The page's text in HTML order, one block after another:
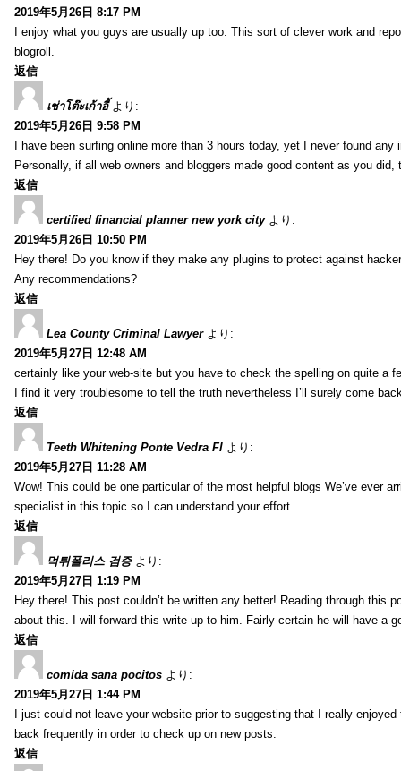
2019年5月26日 8:17 PM
I enjoy what you guys are usually up too. This sort of clever work and
blogroll.
返信
เช่าโต๊ะเก้าอี้ より:
2019年5月26日 9:58 PM
I have been surfing online more than 3 hours today, yet I never found
Personally, if all web owners and bloggers made good content as you
返信
certified financial planner new york city より:
2019年5月26日 10:50 PM
Hey there! Do you know if they make any plugins to protect against
Any recommendations?
返信
Lea County Criminal Lawyer より:
2019年5月27日 12:48 AM
certainly like your web-site but you have to check the spelling on quite a
I find it very troublesome to tell the truth nevertheless I’ll surely come
返信
Teeth Whitening Ponte Vedra Fl より:
2019年5月27日 11:28 AM
Wow! This could be one particular of the most helpful blogs We’ve ever
specialist in this topic so I can understand your effort.
返信
먹튀폴리스 검증 より:
2019年5月27日 1:19 PM
Hey there! This post couldn’t be written any better! Reading through
about this. I will forward this write-up to him. Fairly certain he will have a
返信
comida sana pocitos より:
2019年5月27日 1:44 PM
I just could not leave your website prior to suggesting that I really
back frequently in order to check up on new posts.
返信